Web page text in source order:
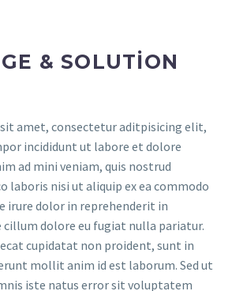
& SOLUTION
amet, consectetur aditpisicing elit,
incididunt ut labore et dolore
ad mini veniam, quis nostrud
laboris nisi ut aliquip ex ea commodo
irure dolor in reprehenderit in
dolore eu fugiat nulla pariatur.
cupidatat non proident, sunt in
mollit anim id est laborum. Sed ut
iste natus error sit voluptatem